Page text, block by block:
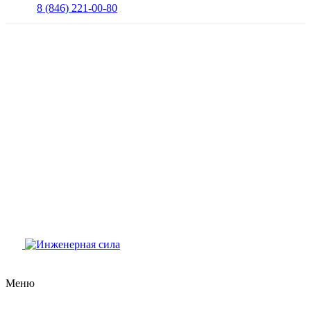
8 (846) 221-00-80
Меню